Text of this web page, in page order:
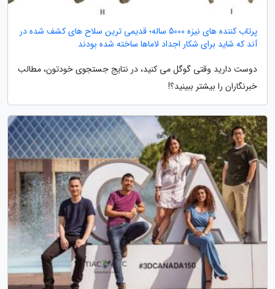
پرتاب کننده های نیزه 5000 ساله؛ قدیمی ترین سلاح های کشف شده در
آند که شاید برای شکار اجداد لاماها ساخته شده بودند
دوست دارید وقتی گوگل می کنید، در نتایج جستجوی خودتون، مطالب
خبرنگاران را بیشتر ببینید؟!